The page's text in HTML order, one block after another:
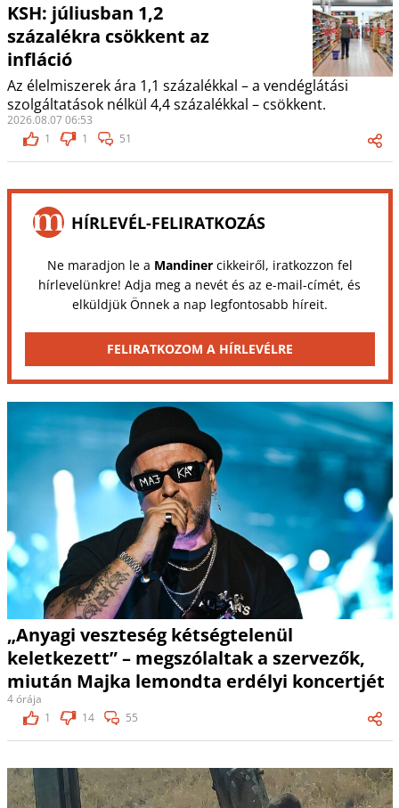
KSH: júliusban 1,2
százalékra csökkent az
infláció
Az élelmiszerek ára 1,1 százalékkal – a vendéglátási
szolgáltatások nélkül 4,4 százalékkal – csökkent.
2026.08.07 06:53
1
1 51
HÍRLEVÉL-FELIRATKOZÁS
Ne maradjon le a Mandinercikkeiről, iratkozzon fel
hírlevelünkre! Adja meg a nevét és az e-mail-címét, és
elküldjük Önnek a nap legfontosabb híreit.
FELIRATKOZOM A HÍRLEVÉLRE
„Anyagi veszteség kétségtelenül
keletkezett” – megszólaltak a szervezők,
miután Majka lemondta erdélyi koncertjét
4 órája
1
14 55